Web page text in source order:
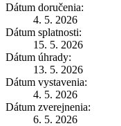
Dátum doručenia:
4. 5. 2026
Dátum splatnosti:
15. 5. 2026
Dátum úhrady:
13. 5. 2026
Dátum vystavenia:
4. 5. 2026
Dátum zverejnenia:
6. 5. 2026